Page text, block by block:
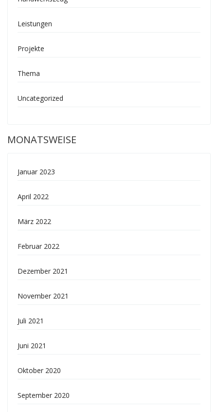
Leistungen
Projekte
Thema
Uncategorized
MONATSWEISE
Januar 2023
April 2022
März 2022
Februar 2022
Dezember 2021
November 2021
Juli 2021
Juni 2021
Oktober 2020
September 2020